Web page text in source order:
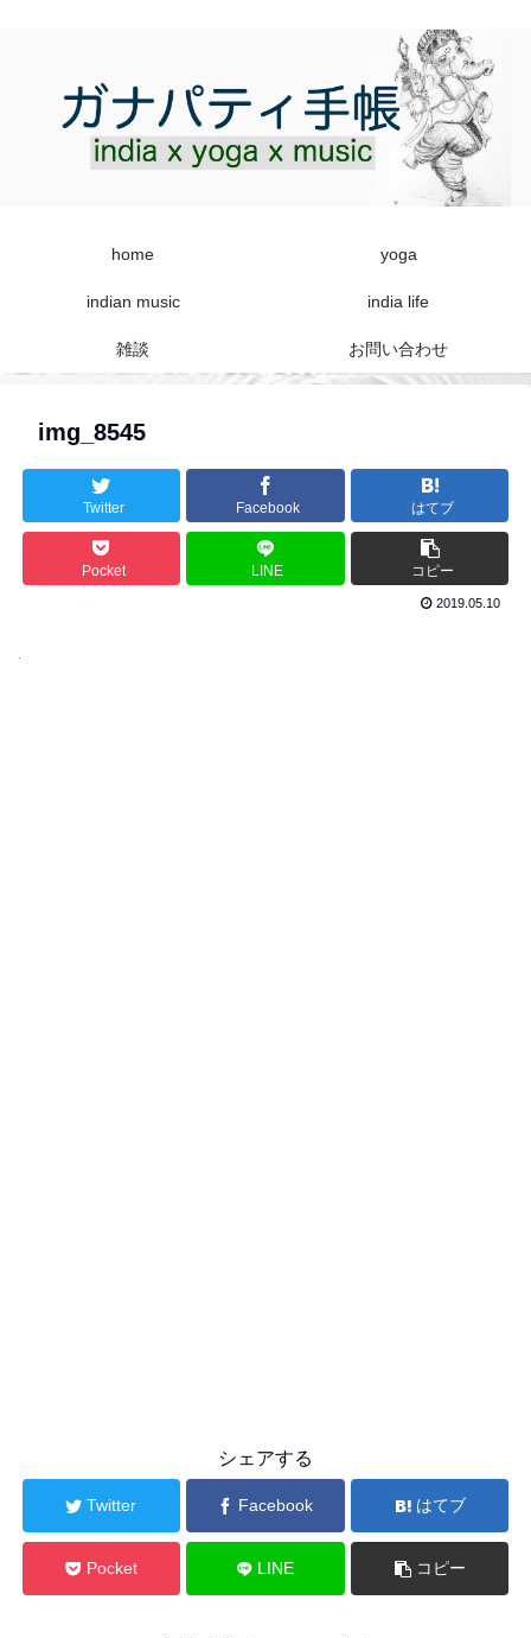
home yoga
indian music india life
雑談 お問い合わせ
img_8545
Twitter Facebook はてブ
Pocket LINE コピー
2019.05.10
シェアする
Twitter Facebook はてブ
Pocket LINE コピー